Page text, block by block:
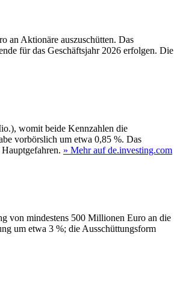
an Aktionäre auszuschütten. Das
für das Geschäftsjahr 2026 erfolgen. Die
womit beide Kennzahlen die
vorbörslich um etwa 0,85 %. Das
» Mehr auf de.investing.com
von mindestens 500 Millionen Euro an die
um etwa 3 %; die Ausschüttungsform